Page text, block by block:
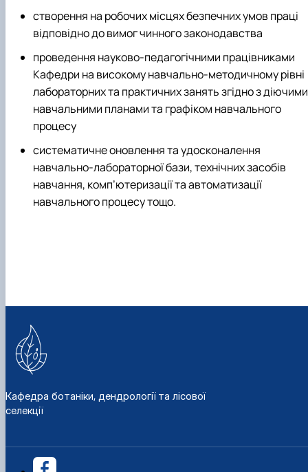
створення на робочих місцях безпечних умов праці
відповідно до вимог чинного законодавства
проведення науково-педагогічними працівниками
Кафедри на високому навчально-методичному рівні
лабораторних та практичних занять згідно з діючими
навчальними планами та графіком навчального
процесу
систематичне оновлення та удосконалення
навчально-лабораторної бази, технічних засобів
навчання, комп’ютеризації та автоматизації
навчального процесу тощо.
Кафедра ботаніки, дендрології та лісової
селекції